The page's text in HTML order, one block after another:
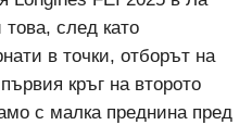
след като
в точки, отборът на
кръг на второто
с малка преднина пред